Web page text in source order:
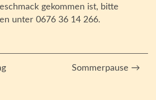
gekommen ist, bitte
unter 0676 36 14 266.
Sommerpause